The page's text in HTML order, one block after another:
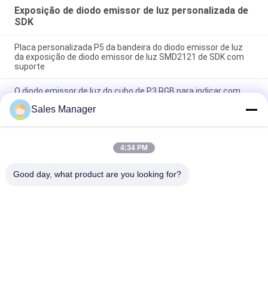
Exposição de diodo emissor de luz personalizada de
SDK
Placa personalizada P5 da bandeira do diodo emissor de luz
da exposição de diodo emissor de luz SMD2121 de SDK com
suporte
O diodo emissor de luz do cubo de P3 RGB para indicar com
PIGARREA sinais exteriores do diodo emissor de luz de Digitas
do módulo
criativa personalizada com pitch de pixel de 1538 milímetros,
projetada para aprimorar a visibilidade e o engajamento do
Sales Manager
4:34 PM
Good day, what product are you looking for?